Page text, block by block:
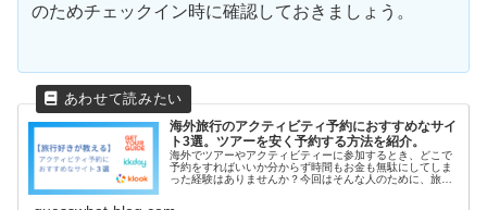
のためチェックイン時に確認しておきましょう。
海外旅行のアクティビティ予約におすすめなサイ
ト3選。ツアーを安く予約する方法を紹介。
海外でツアーやアクティビティーに参加するとき、どこで
予約をすればいいか分からず時間もお金も無駄にしてしま
った経験はありませんか？今回はそんな人のために、旅行